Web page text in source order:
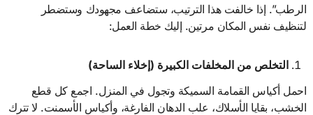
الرطب”. إذا خالفت هذا الترتيب، ستضاعف مجهودك وستضطر
لتنظيف نفس المكان مرتين. إليك خطة العمل:
التخلص من المخلفات الكبيرة (إخلاء الساحة)
احمل أكياس القمامة السميكة وتجول في المنزل. اجمع كل قطع
الخشب، بقايا الأسلاك، علب الدهان الفارغة، وأكياس الأسمنت. لا تترك